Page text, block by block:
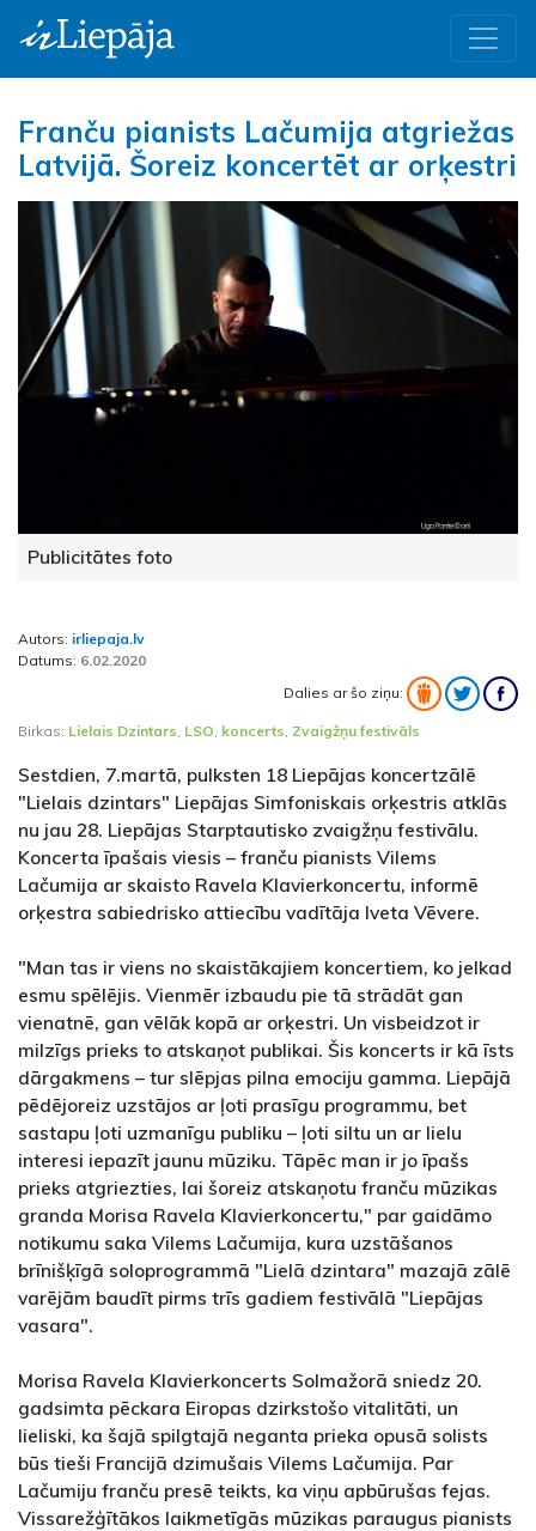
Franču pianists Lačumija atgriežas
Latvijā. Šoreiz koncertēt ar orķestri
Publicitātes foto
Autors: irliepaja.lv
Datums: 6.02.2020
Dalies ar šo ziņu:
Birkas: Lielais Dzintars LSO koncerts Zvaigžņu festivāls
Sestdien, 7.martā, pulksten 18 Liepājas koncertzālē
"Lielais dzintars" Liepājas Simfoniskais orķestris atklās
nu jau 28. Liepājas Starptautisko zvaigžņu festivālu.
Koncerta īpašais viesis – franču pianists Vilems
Lačumija ar skaisto Ravela Klavierkoncertu, informē
orķestra sabiedrisko attiecību vadītāja Iveta Vēvere.
"Man tas ir viens no skaistākajiem koncertiem, ko jelkad
esmu spēlējis. Vienmēr izbaudu pie tā strādāt gan
vienatnē, gan vēlāk kopā ar orķestri. Un visbeidzot ir
milzīgs prieks to atskaņot publikai. Šis koncerts ir kā īsts
dārgakmens – tur slēpjas pilna emociju gamma. Liepājā
pēdējoreiz uzstājos ar ļoti prasīgu programmu, bet
sastapu ļoti uzmanīgu publiku – ļoti siltu un ar lielu
interesi iepazīt jaunu mūziku. Tāpēc man ir jo īpašs
prieks atgriezties, lai šoreiz atskaņotu franču mūzikas
granda Morisa Ravela Klavierkoncertu," par gaidāmo
notikumu saka Vilems Lačumija, kura uzstāšanos
brīnišķīgā soloprogrammā "Lielā dzintara" mazajā zālē
varējām baudīt pirms trīs gadiem festivālā "Liepājas
vasara".
Morisa Ravela Klavierkoncerts Solmažorā sniedz 20.
gadsimta pēckara Eiropas dzirkstošo vitalitāti, un
lieliski, ka šajā spilgtajā neganta prieka opusā solists
būs tieši Francijā dzimušais Vilems Lačumija. Par
Lačumiju franču presē teikts, ka viņu apbūrušas fejas.
Vissarežģītākos laikmetīgās mūzikas paraugus pianists